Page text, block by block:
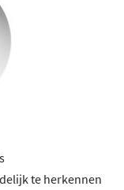
te herkennen